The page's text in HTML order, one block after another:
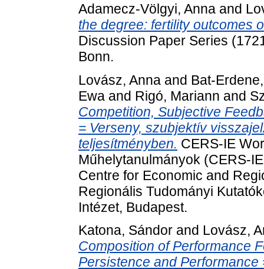
Adamecz-Völgyi, Anna and
the degree: fertility outcomes
Discussion Paper Series
Bonn.
Lovász, Anna and Bat-
Ewa and Rigó, Mariann and
Competition, Subjective
= Verseny, szubjektív
teljesítményben. CERS-IE
Műhelytanulmányok (CERS-
Centre for Economic and
Regionális Tudományi
Intézet, Budapest.
Katona, Sándor and Lovász,
Composition of Performance
Persistence and